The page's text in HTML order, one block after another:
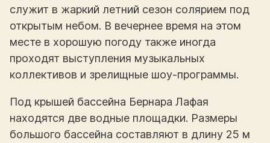
служит в жаркий летний сезон солярием под
открытым небом. В вечернее время на этом
месте в хорошую погоду также иногда
проходят выступления музыкальных
коллективов и зрелищные шоу-программы.
Под крышей бассейна Бернара Лафая
находятся две водные площадки. Размеры
большого бассейна составляют в длину 25 м